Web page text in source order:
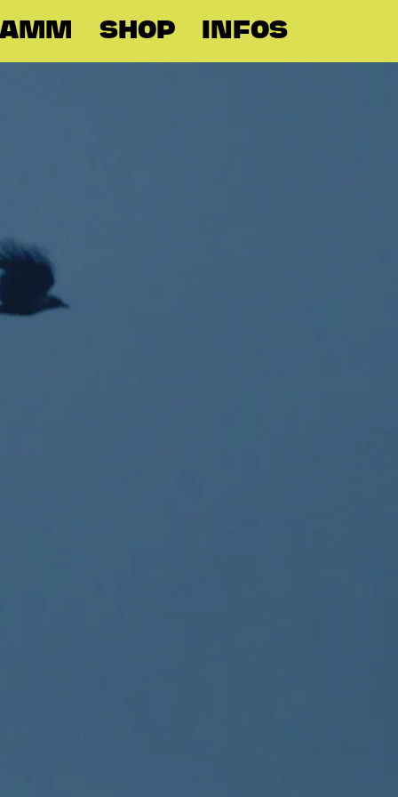
SHOP INFOS